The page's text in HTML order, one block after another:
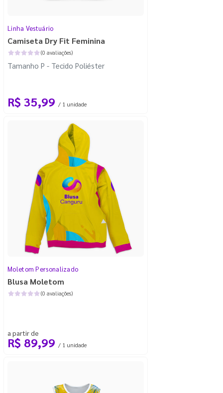
Linha Vestuário
Camiseta Dry Fit Feminina
(0 avaliações)
Tamanho P - Tecido Poliéster
R$ 35,99 / 1 unidade
Moletom Personalizado
Blusa Moletom
(0 avaliações)
a partir de
R$ 89,99 / 1 unidade